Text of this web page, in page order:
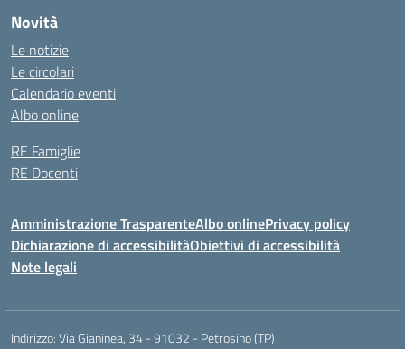
Novità
Le notizie
Le circolari
Calendario eventi
Albo online
RE Famiglie
RE Docenti
Amministrazione TrasparenteAlbo onlinePrivacy policy
Dichiarazione di accessibilitàObiettivi di accessibilità
Note legali
Indirizzo:Via Gianinea, 34 - 91032 - Petrosino (TP)